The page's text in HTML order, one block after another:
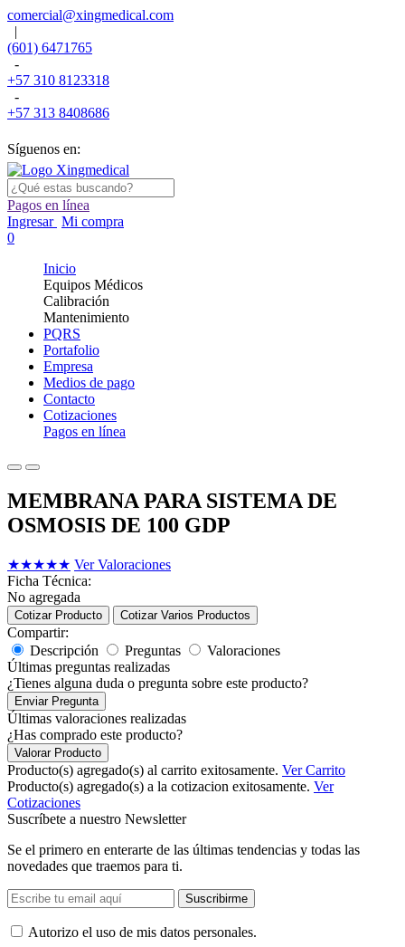
comercial@xingmedical.com
|
(601) 6471765
-
+57 310 8123318
-
+57 313 8408686
Síguenos en:
Pagos en línea
Ingresar Mi compra
0
Inicio
Equipos Médicos
Calibración
Mantenimiento
PQRS
Portafolio
Empresa
Medios de pago
Contacto
Cotizaciones
Pagos en línea
MEMBRANA PARA SISTEMA DE
OSMOSIS DE 100 GDP
★★★★★ Ver Valoraciones
Ficha Técnica:
No agregada
Cotizar Producto Cotizar Varios Productos
Compartir:
Descripción
Preguntas
Valoraciones
Últimas preguntas realizadas
¿Tienes alguna duda o pregunta sobre este producto?
Enviar Pregunta
Últimas valoraciones realizadas
¿Has comprado este producto?
Valorar Producto
Producto(s) agregado(s) al carrito exitosamente. Ver Carrito
Producto(s) agregado(s) a la cotizacion exitosamente. Ver
Cotizaciones
Suscríbete a nuestro Newsletter
Se el primero en enterarte de las últimas tendencias y todas las
novedades que traemos para ti.
Suscribirme
Autorizo ​​el uso de mis datos personales.